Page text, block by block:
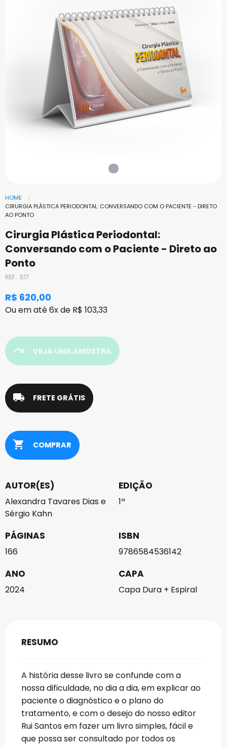
HOME
CIRURGIA PLÁSTICA PERIODONTAL: CONVERSANDO COM O PACIENTE - DIRETO
AO PONTO
Cirurgia Plástica Periodontal:
Conversando com o Paciente - Direto ao
Ponto
REF.: 517
R$ 620,00
Ou em até 6x de R$ 103,33
redo VEJA UMA AMOSTRA
local_shipping FRETE GRÁTIS
shopping_cart COMPRAR
AUTOR(ES)
Alexandra Tavares Dias e
Sérgio Kahn
EDIÇÃO
1ª
PÁGINAS
166
ISBN
9786584536142
ANO
2024
CAPA
Capa Dura + Espiral
RESUMO
A história desse livro se confunde com a
nossa dificuldade, no dia a dia, em explicar ao
paciente o diagnóstico e o plano do
tratamento, e com o desejo do nosso editor
Rui Santos em fazer um livro simples, fácil e
que possa ser consultado por todos os